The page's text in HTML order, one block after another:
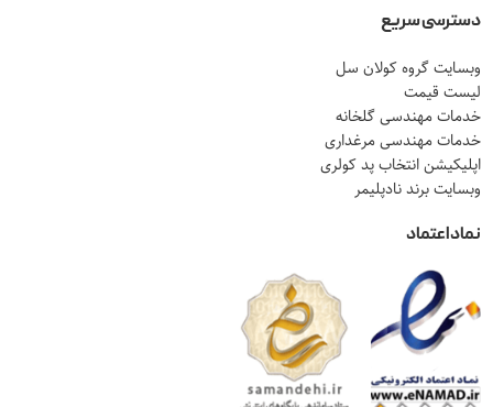
دسترسی سریع
وبسایت گروه کولان سل
لیست قیمت
خدمات مهندسی گلخانه
خدمات مهندسی مرغداری
اپلیکیشن انتخاب پد کولری
وبسایت برند نادپلیمر
نماد اعتماد